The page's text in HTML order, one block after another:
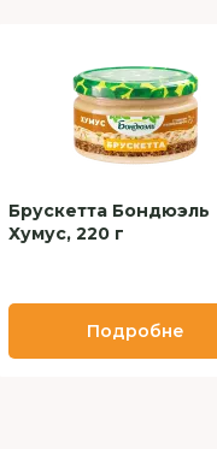
Брускетта Бондюэль
Хумус, 220 г
Подробне